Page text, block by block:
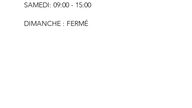
SAMEDI: 09:00 - 15:00
DIMANCHE : FERMÉ